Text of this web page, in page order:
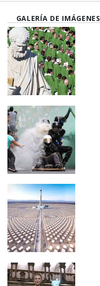
GALERÍA DE IMÁGENES